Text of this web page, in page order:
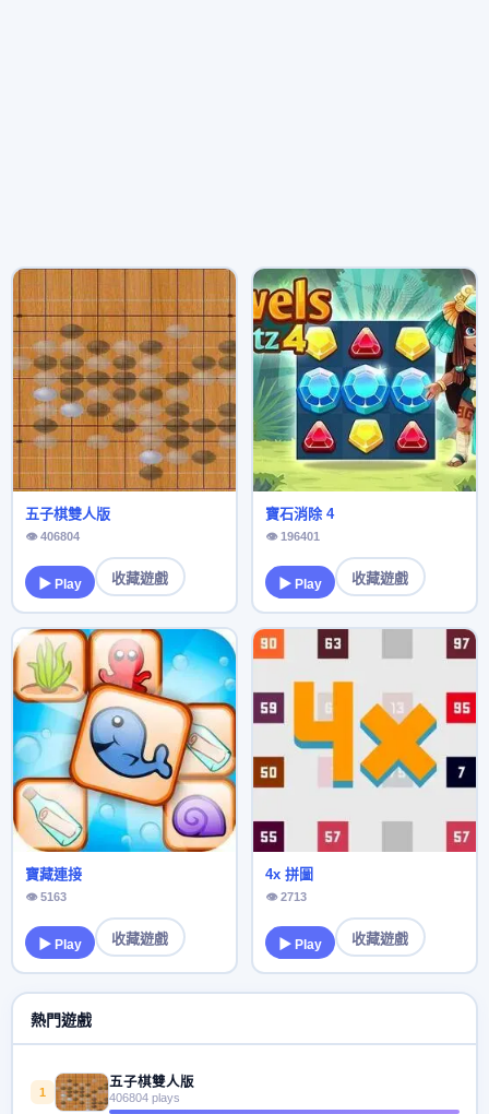
五子棋雙人版
👁 406804
▶ Play 收藏遊戲
寶石消除 4
👁 196401
▶ Play 收藏遊戲
寶藏連接
👁 5163
▶ Play 收藏遊戲
4x 拼圖
👁 2713
▶ Play 收藏遊戲
熱門遊戲
1
五子棋雙人版
406804 plays